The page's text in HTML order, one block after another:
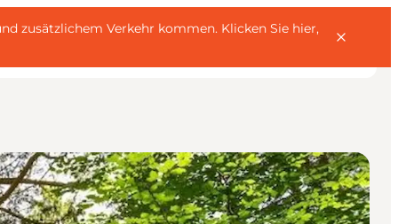
zusätzlichem Verkehr kommen. Klicken Sie hier,